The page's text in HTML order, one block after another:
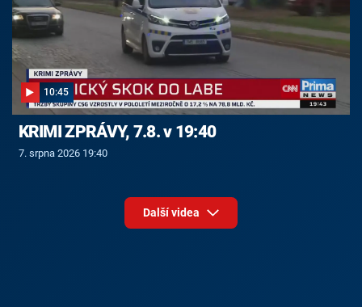
10:45
KRIMI ZPRÁVY, 7.8. v 19:40
7. srpna 2026 19:40
Další videa